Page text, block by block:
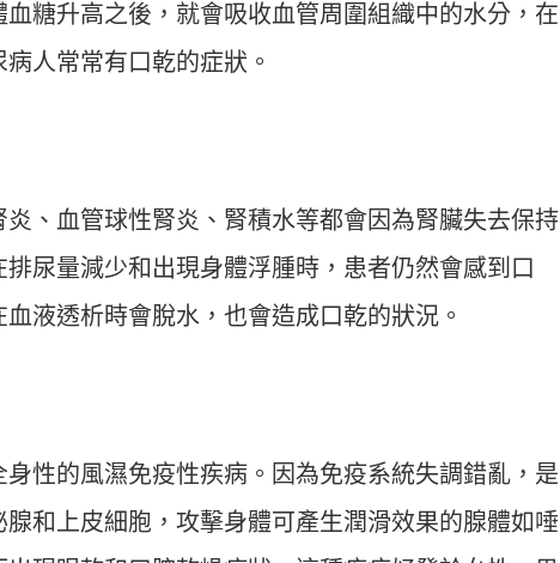
糖升高之後，就會吸收血管周圍組織中的水分，在
人常常有口乾的症狀。
、血管球性腎炎、腎積水等都會因為腎臟失去保持
尿量減少和出現身體浮腫時，患者仍然會感到口
血液透析時會脫水，也會造成口乾的狀況。
性的風濕免疫性疾病。因為免疫系統失調錯亂，是
和上皮細胞，攻擊身體可產生潤滑效果的腺體如唾